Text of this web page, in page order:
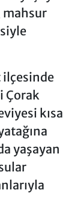
mahsur
ilçesinde
Çorak
kısa
yaşayan